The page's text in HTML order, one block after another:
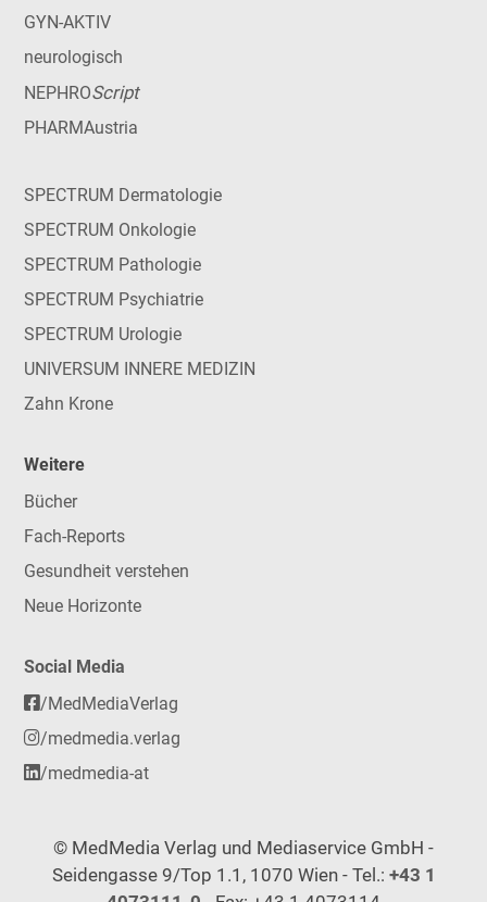
GYN-AKTIV
neurologisch
NEPHROScript
PHARMAustria
SPECTRUM Dermatologie
SPECTRUM Onkologie
SPECTRUM Pathologie
SPECTRUM Psychiatrie
SPECTRUM Urologie
UNIVERSUM INNERE MEDIZIN
Zahn Krone
Weitere
Bücher
Fach-Reports
Gesundheit verstehen
Neue Horizonte
Social Media
/MedMediaVerlag
/medmedia.verlag
/medmedia-at
© MedMedia Verlag und Mediaservice GmbH -
Seidengasse 9/Top 1.1, 1070 Wien - Tel.: +43 1